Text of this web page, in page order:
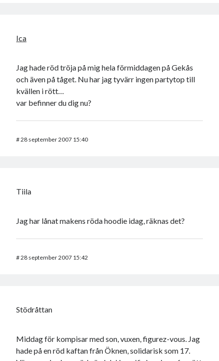
Ica
Jag hade röd tröja på mig hela förmiddagen på Gekås
och även på tåget. Nu har jag tyvärr ingen partytop till
kvällen i rött…
var befinner du dig nu?
#28 september 2007 15:40
Tiila
Jag har lånat makens röda hoodie idag, räknas det?
#28 september 2007 15:42
Stödråttan
Middag för kompisar med son, vuxen, figurez-vous. Jag
hade på en röd kaftan från Öknen, solidarisk som 17.